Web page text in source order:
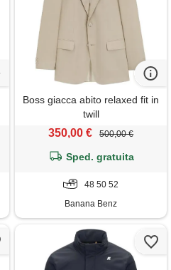
Boss giacca abito relaxed fit in
twill
350,00 € 500,00 €
Sped. gratuita
48 50 52
Banana Benz